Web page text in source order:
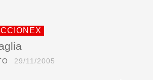
29/11/2005